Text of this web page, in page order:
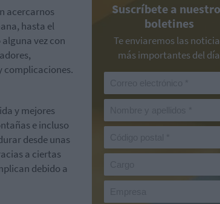
acercarnos
hasta el
vez con
complicaciones.
y mejores
e incluso
desde unas
a ciertas
debido a
Suscríbete a
boletines
Te enviaremos las
más importantes del día